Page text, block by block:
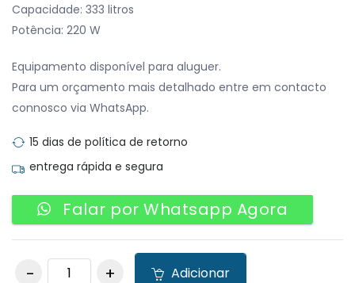
Capacidade: 333 litros
Potência: 220 W
Equipamento disponível para aluguer.
Para um orçamento mais detalhado entre em contacto
connosco via WhatsApp.
15 dias de política de retorno
entrega rápida e segura
Falar por Whatsapp Agora
Vertical Refrigerado
Adicionar